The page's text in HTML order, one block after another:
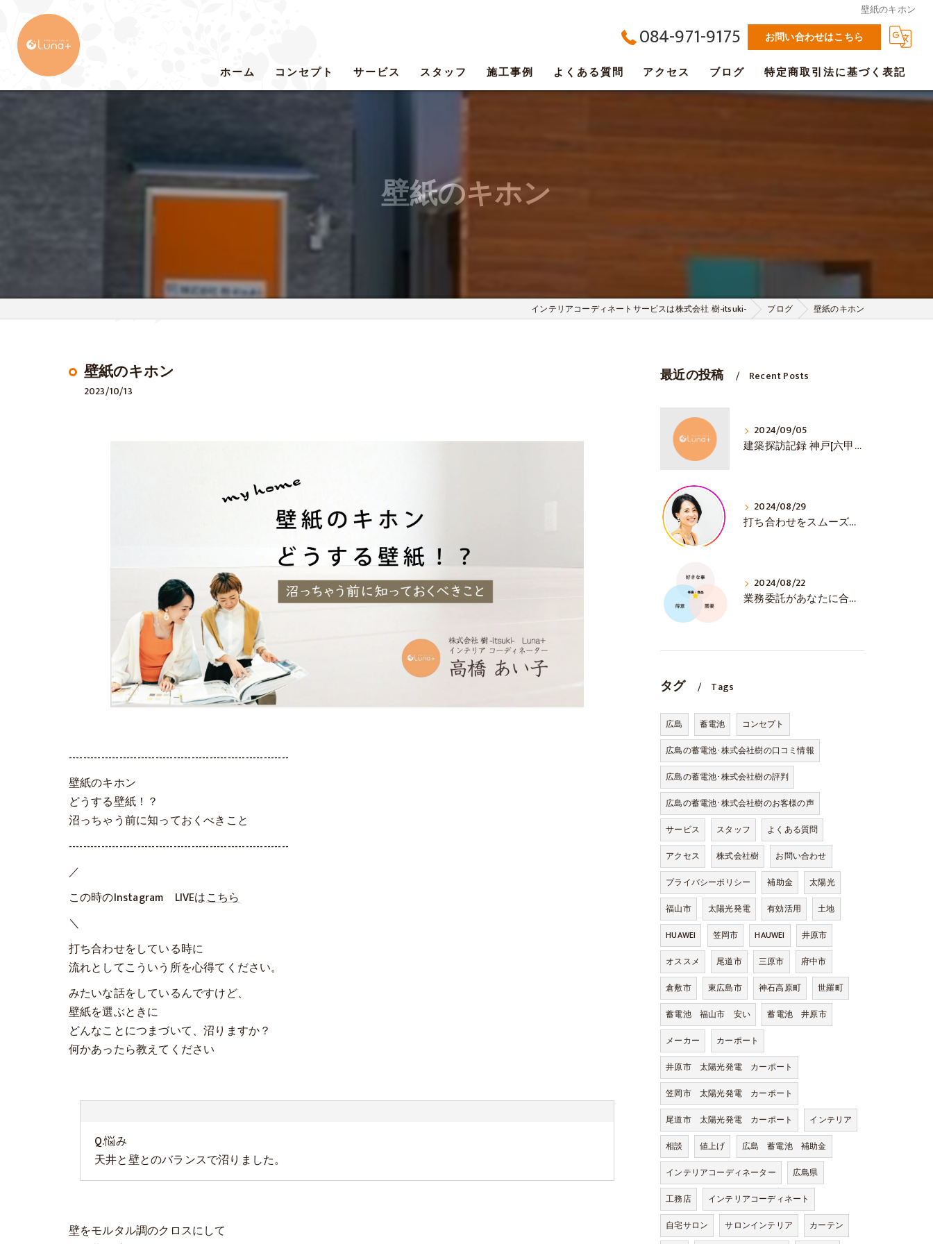
壁紙のキホン
084-971-9175 お問い合わせはこちら
ホーム コンセプト サービス スタッフ 施工事例 よくある質問 アクセス ブログ 特定商取引法に基づく表記
壁紙のキホン
インテリアコーディネートサービスは株式会社 樹-itsuki- ブログ 壁紙のキホン
壁紙のキホン
2023/10/13
-------------------------------------------------------------
壁紙のキホン
どうする壁紙！？
沼っちゃう前に知っておくべきこと
-------------------------------------------------------------
／
この時のInstagram LIVEはこちら
＼
打ち合わせをしている時に
流れとしてこういう所を心得てください。
みたいな話をしているんですけど、
壁紙を選ぶときに
どんなことにつまづいて、沼りますか？
何かあったら教えてください
Q.悩み
天井と壁とのバランスで沼りました。
壁をモルタル調のクロスにして
最近の投稿 Recent Posts
2024/09/05
建築探訪記録 神戸[六甲山ミーツ・アート]
2024/08/29
打ち合わせをスムーズに💛 初対面で大事な3選！
2024/08/22
業務委託があなたに合うか見極める方法
タグ Tags
広島 蓄電池
コンセプト
広島の蓄電池･株式会社樹の口コミ情報
広島の蓄電池･株式会社樹の評判
広島の蓄電池･株式会社樹のお客様の声
サービス
スタッフ
よくある質問
アクセス
株式会社樹
お問い合わせ
プライバシーポリシー
補助金
太陽光
福山市
太陽光発電 有効活用
土地
HUAWEI
笠岡市 HAUWEI
井原市
オススメ
尾道市 三原市
府中市
倉敷市
東広島市 神石高原町
世羅町
蓄電池 福山市 安い
蓄電池 井原市
メーカー
カーポート
井原市 太陽光発電 カーポート
笠岡市 太陽光発電 カーポート
尾道市 太陽光発電 カーポート
インテリア
相談
値上げ
広島 蓄電池 補助金
インテリアコーディネーター
広島県
工務店
インテリアコーディネート
自宅サロン
サロンインテリア カーテン